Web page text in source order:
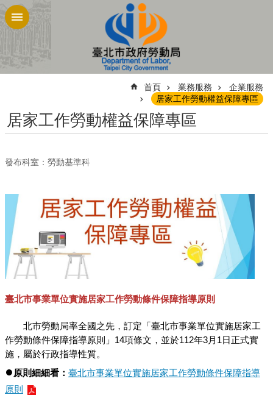
跳到主要內容區塊
首頁 業務服務
企業服務
居家工作勞動權益保障專區
居家工作勞動權益保障專區
發布科室：勞動基準科
臺北市事業單位實施居家工作勞動條件保障指導原則
北市勞動局率全國之先，訂定「臺北市事業單位實施居家工
作勞動條件保障指導原則」14項條文，並於112年3月1日正式實
施，屬於行政指導性質。
● 原則細細看： 臺北市事業單位實施居家工作勞動條件保障指導
原則